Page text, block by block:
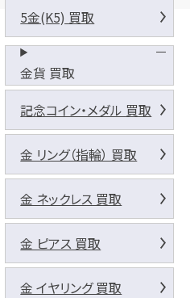
5金(K5) 買取
金貨 買取
記念コイン・メダル 買取
金 リング（指輪） 買取
金 ネックレス 買取
金 ピアス 買取
金 イヤリング 買取